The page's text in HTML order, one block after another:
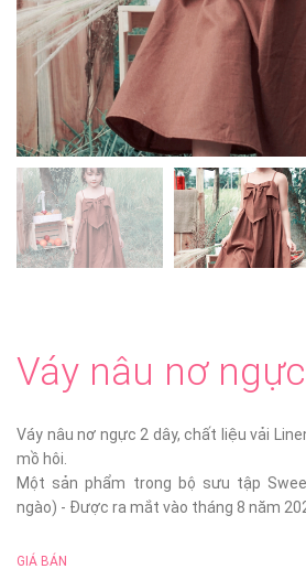
Váy nâu nơ
Váy nâu nơ ngực 2 dây, chất liệu vải
mồ hôi.
Một sản phẩm trong bộ sưu tập
ngào) - Được ra mắt vào tháng 8 năm
GIÁ BÁN